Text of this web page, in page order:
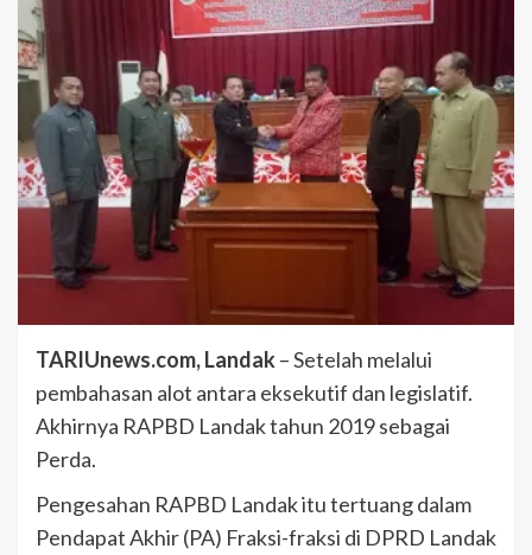
TARIUnews.com, Landak– Setelah melalui
pembahasan alot antara eksekutif dan legislatif.
Akhirnya RAPBD Landak tahun 2019 sebagai
Perda.
Pengesahan RAPBD Landak itu tertuang dalam
Pendapat Akhir (PA) Fraksi-fraksi di DPRD Landak